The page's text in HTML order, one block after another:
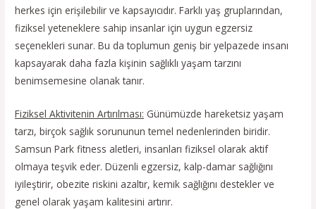
herkes için erişilebilir ve kapsayıcıdır. Farklı yaş gruplarından,
fiziksel yeteneklere sahip insanlar için uygun egzersiz
seçenekleri sunar. Bu da toplumun geniş bir yelpazede insanı
kapsayarak daha fazla kişinin sağlıklı yaşam tarzını
benimsemesine olanak tanır.
Fiziksel Aktivitenin Artırılması: Günümüzde hareketsiz yaşam
tarzı, birçok sağlık sorununun temel nedenlerinden biridir.
Samsun Park fitness aletleri, insanları fiziksel olarak aktif
olmaya teşvik eder. Düzenli egzersiz, kalp-damar sağlığını
iyileştirir, obezite riskini azaltır, kemik sağlığını destekler ve
genel olarak yaşam kalitesini artırır.